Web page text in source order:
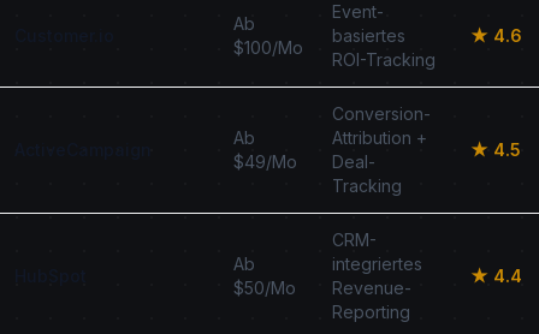
Ab
$100/Mo
Event-
basiertes
ROI-Tracking
★ 4.6
Ab
$49/Mo
Conversion-
Attribution +
Deal-
Tracking
★ 4.5
Ab
$50/Mo
CRM-
integriertes
Revenue-
Reporting
★ 4.4